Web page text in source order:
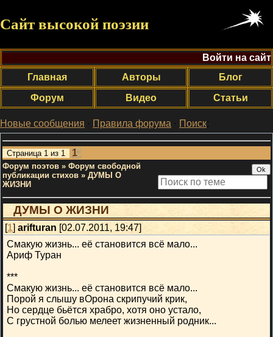
Сайт высокой поэзии
Войти на сайт
Главная
Авторы
Блог
Форум
Видео Статьи
Новые сообщения · Правила форума · Поиск;
Страница 1 из 1 1
Форум поэтов » Форум свободной
публикации стихов » ДУМЫ О
ЖИЗНИ
ДУМЫ О ЖИЗНИ
[1] arifturan [02.07.2011, 19:47]
Смакую жизнь... её становится всё мало...
Ариф Туран
***
Смакую жизнь... её становится всё мало...
Порой я слышу вОрона скрипучий крик,
Но сердце бьётся храбро, хотя оно устало,
С грустной болью мелеет жизненный родник...